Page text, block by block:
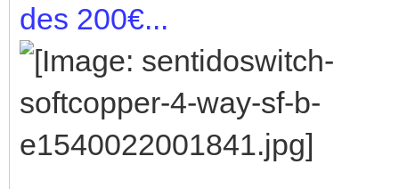
des 200€...